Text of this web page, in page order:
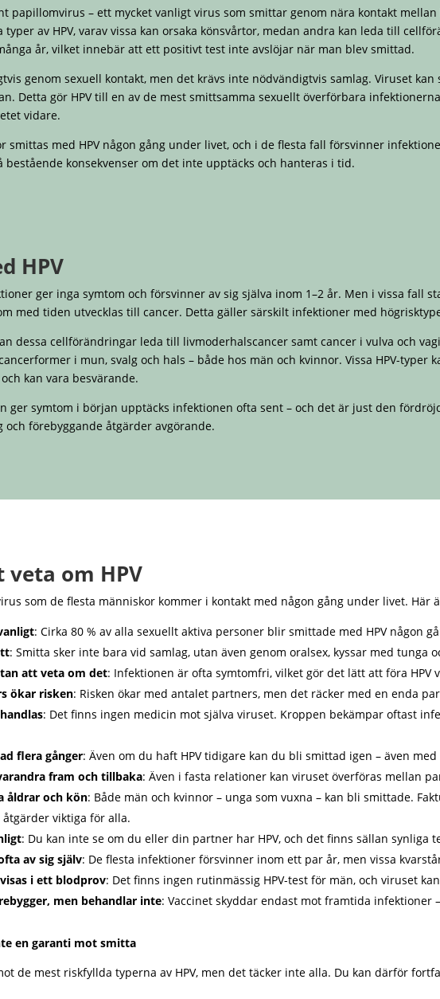
papillomvirus – ett mycket vanligt virus som smittar genom nära kontakt
typer av HPV, varav vissa kan orsaka könsvårtor, medan andra kan leda till
år, vilket innebär att ett positivt test inte avslöjar när man blev smittad.
genom sexuell kontakt, men det krävs inte nödvändigtvis samlag. Viruset
Detta gör HPV till en av de mest smittsamma sexuellt överförbara
vidare.
smittas med HPV någon gång under livet, och i de flesta fall försvinner
bestående konsekvenser om det inte upptäcks och hanteras i tid.
HPV
ger inga symtom och försvinner av sig själva inom 1–2 år. Men i vissa fall
med tiden utvecklas till cancer. Detta gäller särskilt infektioner med
dessa cellförändringar leda till livmoderhalscancer samt cancer i vulva och
i mun, svalg och hals – både hos män och kvinnor. Vissa HPV-
kan vara besvärande.
ger symtom i början upptäcks infektionen ofta sent – och det är just den
och förebyggande åtgärder avgörande.
om HPV
som de flesta människor kommer i kontakt med någon gång under livet. Här
: Cirka 80 % av alla sexuellt aktiva personer blir smittade med HPV någon
: Smitta sker inte bara vid samlag, utan även genom oralsex, kyssar med tunga
att veta om det: Infektionen är ofta symtomfri, vilket gör det lätt att föra HPV
ökar risken: Risken ökar med antalet partners, men det räcker med en enda
: Det finns ingen medicin mot själva viruset. Kroppen bekämpar oftast
flera gånger: Även om du haft HPV tidigare kan du bli smittad igen – även med
fram och tillbaka: Även i fasta relationer kan viruset överföras mellan
åldrar och kön: Både män och kvinnor – unga som vuxna – kan bli smittade.
viktiga för alla.
: Du kan inte se om du eller din partner har HPV, och det finns sällan synliga
av sig själv: De flesta infektioner försvinner inom ett par år, men vissa
i ett blodprov: Det finns ingen rutinmässig HPV-test för män, och viruset
men behandlar inte: Vaccinet skyddar endast mot framtida
en garanti mot smitta
de mest riskfyllda typerna av HPV, men det täcker inte alla. Du kan därför